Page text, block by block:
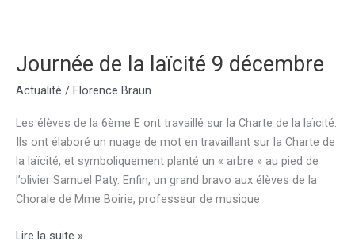
Journée de la laïcité 9 décembre
Actualité / Florence Braun
Les élèves de la 6ème E ont travaillé sur la Charte de la laïcité.
Ils ont élaboré un nuage de mot en travaillant sur la Charte de
la laïcité, et symboliquement planté un « arbre » au pied de
l’olivier Samuel Paty. Enfin, un grand bravo aux élèves de la
Chorale de Mme Boirie, professeur de musique
Journée
Lire la suite »